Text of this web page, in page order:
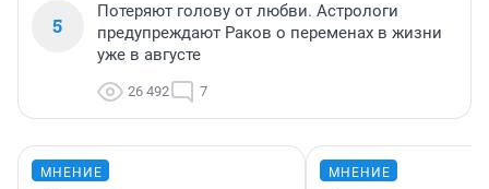
5
Потеряют голову от любви. Астрологи
предупреждают Раков о переменах в жизни
уже в августе
26 492 7
МНЕНИЕ МНЕНИЕ